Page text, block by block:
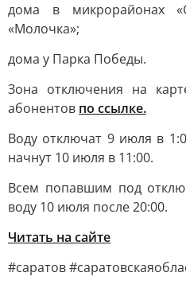
дома в микрорайонах
«Молочка»;
дома у Парка Победы.
Зона отключения на
абонентов по ссылке.
Воду отключат 9 июля в
начнут 10 июля в 11:00.
Всем попавшим под
воду 10 июля после 20:00.
Читать на сайте
#саратов